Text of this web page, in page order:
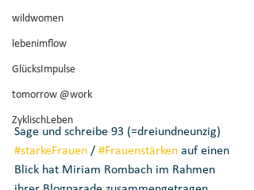
wildwomen
lebenimflow
GlücksImpulse
tomorrow @work
ZyklischLeben
Sage und schreibe 93 (=dreiundneunzig)
#starkeFrauen / #Frauenstärken auf einen
Blick hat Miriam Rombach im Rahmen